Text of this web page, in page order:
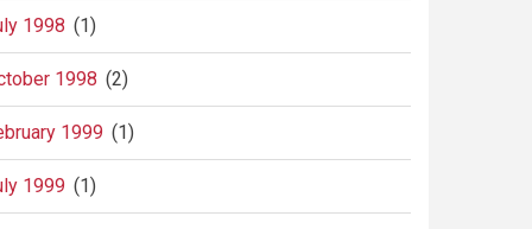
1998 (1)
1998 (2)
1999 (1)
1999 (1)